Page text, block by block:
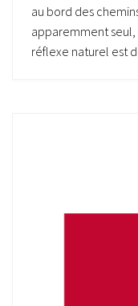
au bord des
apparemment seul,
réflexe naturel est